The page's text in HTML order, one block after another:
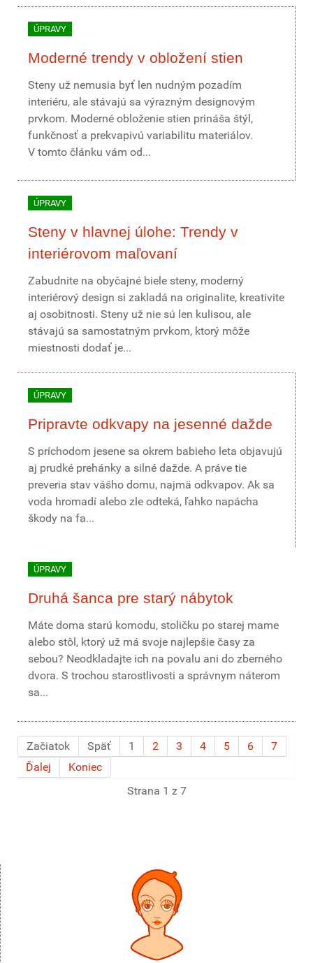
ÚPRAVY
Moderné trendy v obložení stien
Steny už nemusia byť len nudným pozadím
interiéru, ale stávajú sa výrazným designovým
prvkom. Moderné obloženie stien prináša štýl,
funkčnosť a prekvapivú variabilitu materiálov.
V tomto článku vám od...
ÚPRAVY
Steny v hlavnej úlohe: Trendy v
interiérovom maľovaní
Zabudnite na obyčajné biele steny, moderný
interiérový design si zakladá na originalite, kreativite
aj osobitnosti. Steny už nie sú len kulisou, ale
stávajú sa samostatným prvkom, ktorý môže
miestnosti dodať je...
ÚPRAVY
Pripravte odkvapy na jesenné dažde
S príchodom jesene sa okrem babieho leta objavujú
aj prudké prehánky a silné dažde. A práve tie
preveria stav vášho domu, najmä odkvapov. Ak sa
voda hromadí alebo zle odteká, ľahko napácha
škody na fa...
ÚPRAVY
Druhá šanca pre starý nábytok
Máte doma starú komodu, stoličku po starej mame
alebo stôl, ktorý už má svoje najlepšie časy za
sebou? Neodkladajte ich na povalu ani do zberného
dvora. S trochou starostlivosti a správnym náterom
sa...
Začiatok Späť 1 2 3 4 5 6
7
Ďalej
Koniec
Strana 1 z 7